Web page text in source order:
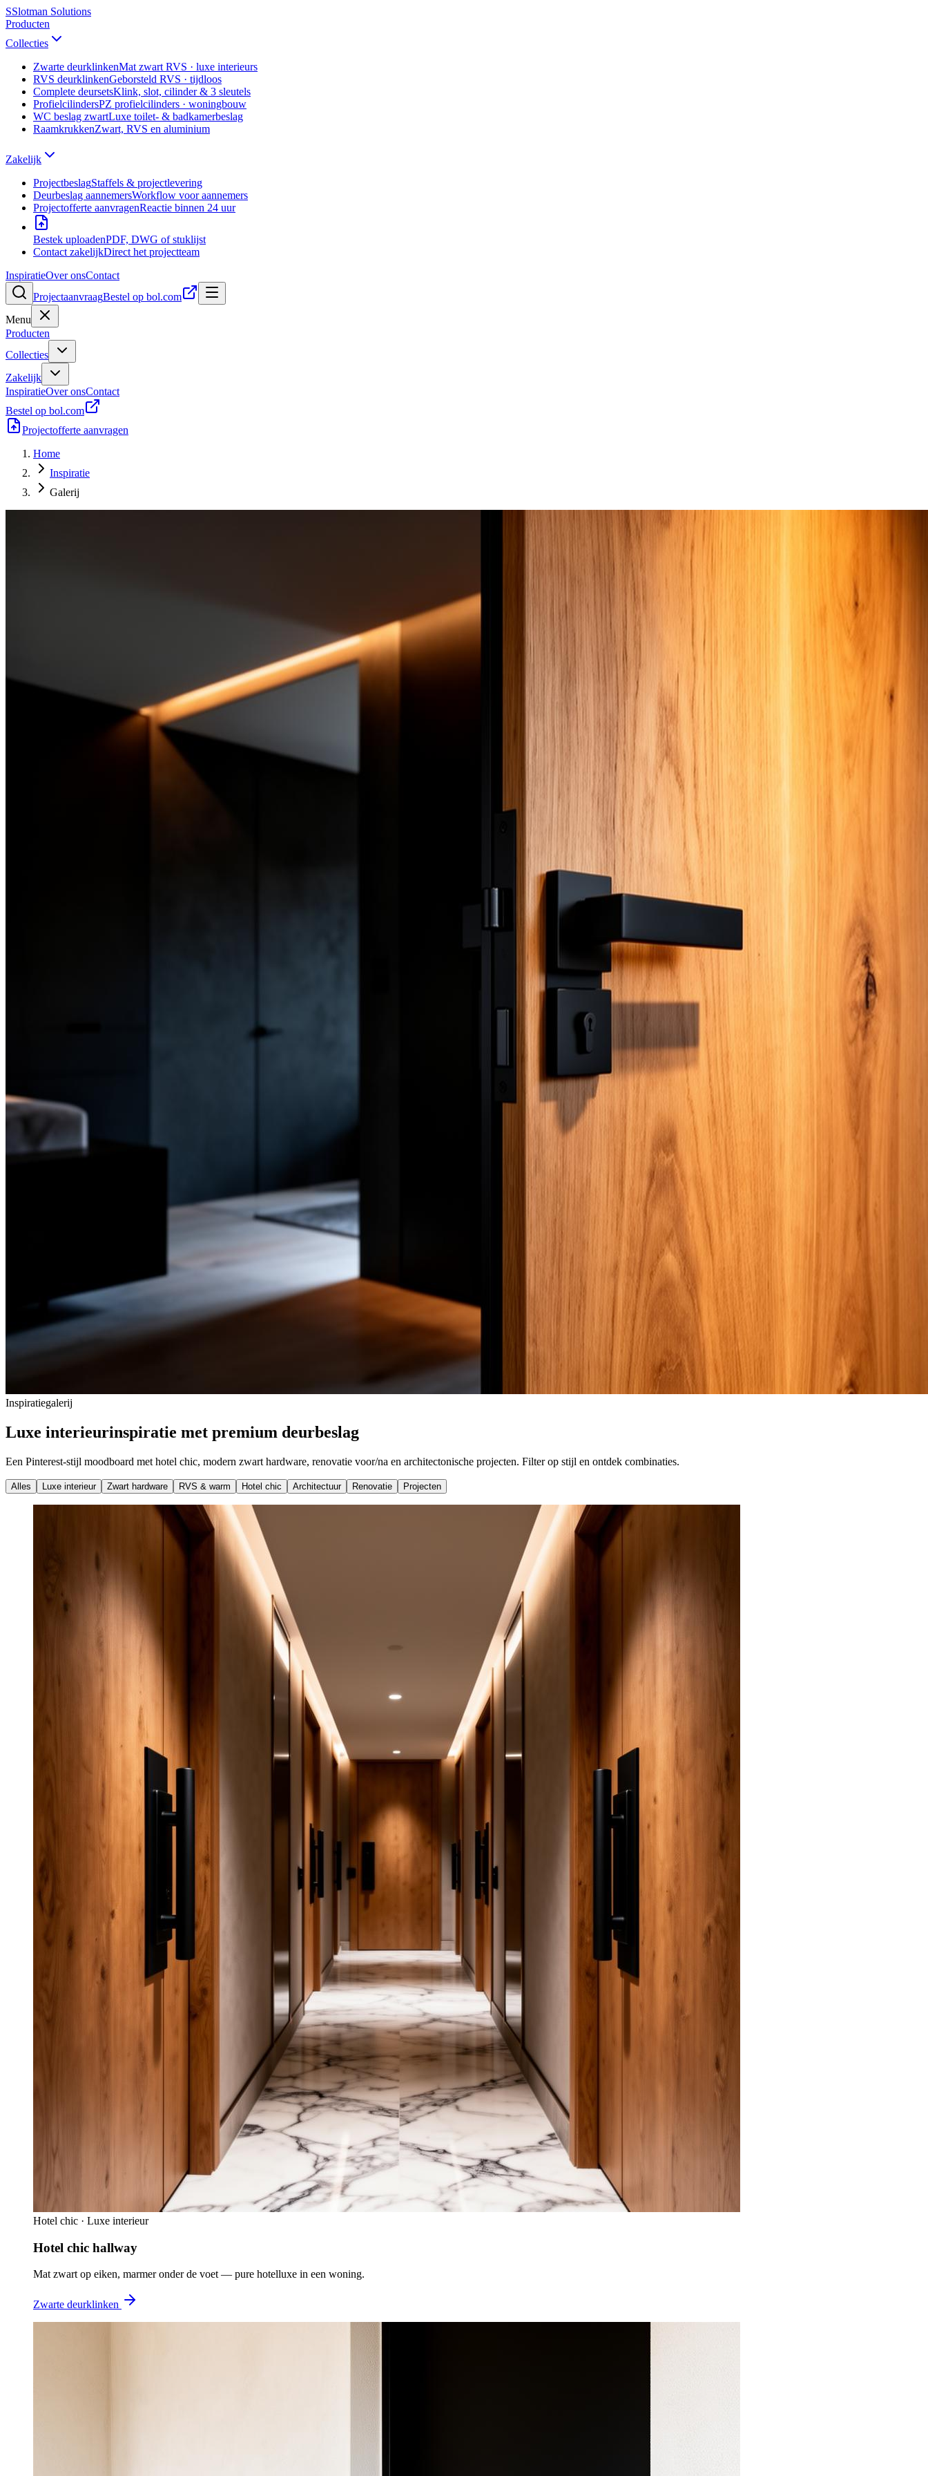
SSlotman Solutions
Producten
Collecties
Zwarte deurklinkenMat zwart RVS · luxe interieurs
RVS deurklinkenGeborsteld RVS · tijdloos
Complete deursetsKlink, slot, cilinder & 3 sleutels
ProfielcilindersPZ profielcilinders · woningbouw
WC beslag zwartLuxe toilet- & badkamerbeslag
RaamkrukkenZwart, RVS en aluminium
Zakelijk
ProjectbeslagStaffels & projectlevering
Deurbeslag aannemersWorkflow voor aannemers
Projectofferte aanvragenReactie binnen 24 uur
Bestek uploadenPDF, DWG of stuklijst
Contact zakelijkDirect het projectteam
InspiratieOver onsContact
ProjectaanvraagBestel op bol.com
Menu
Producten
Collecties
Zakelijk
InspiratieOver onsContact
Bestel op bol.com
Projectofferte aanvragen
Home
Inspiratie
Galerij
Inspiratie­galerij
Luxe interieur­inspiratie met premium deurbeslag
Een Pinterest-stijl moodboard met hotel chic, modern zwart hardware, renovatie voor/na en architectonische projecten. Filter op stijl en ontdek combinaties.
Alles Luxe interieur Zwart hardware RVS & warm Hotel chic Architectuur Renovatie Projecten
Hotel chic · Luxe interieur
Hotel chic hallway
Mat zwart op eiken, marmer onder de voet — pure hotelluxe in een woning.
Zwarte deurklinken